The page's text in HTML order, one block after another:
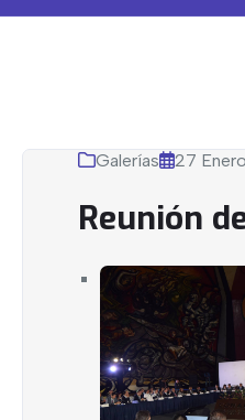
Reunión
Galerías 27